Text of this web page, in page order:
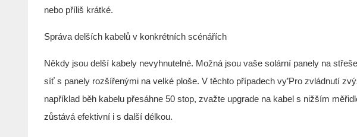
nebo příliš krátké.
Správa delších kabelů v konkrétních scénářích
Někdy jsou delší kabely nevyhnutelné. Možná jsou vaše solární panely na
síť s panely rozšířenými na velké ploše. V těchto případech vy’Pro zvládnutí
například běh kabelu přesáhne 50 stop, zvažte upgrade na kabel s nižším
zůstává efektivní i s další délkou.